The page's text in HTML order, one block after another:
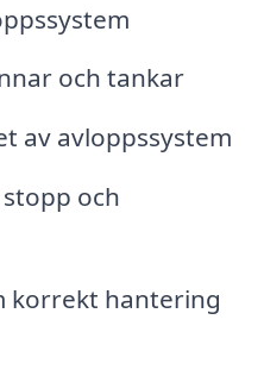
och tankar
av avloppssystem
och
korrekt hantering